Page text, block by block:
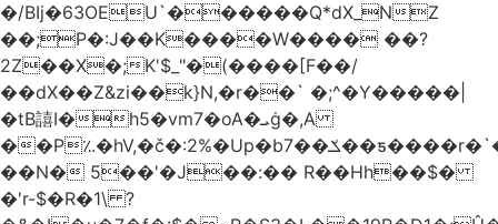
�/BIj�63OEU`������Q*dX_NZ
��;P�:J��K����W���� ��?
2Z��X�;K'$_"�(����[F��/
��dX��Z&zi��k}N,�r��` �;^�Y�����|
�tB譆I�h5�vm7�oA�ܝġ�,A
��P؉�hV,�č�:2%�Up�bݎ��7��ƽ����r�`��bn<1g�(h�ى!
��N� 5��'�J��:�� R��Hh��$�
�'r-$�R�1\ ?